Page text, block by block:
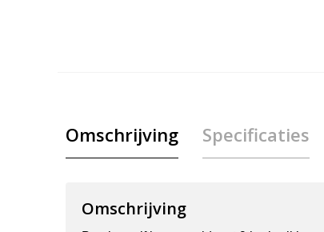
Omschrijving Specificaties
Omschrijving